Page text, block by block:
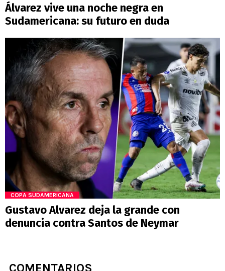
Álvarez vive una noche negra en
Sudamericana: su futuro en duda
COPA SUDAMERICANA
Gustavo Alvarez deja la grande con
denuncia contra Santos de Neymar
COMENTARIOS